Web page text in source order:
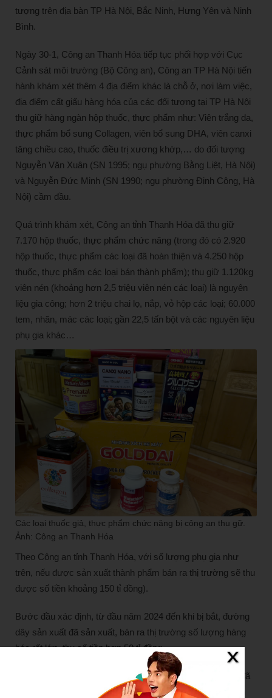
tượng trên địa bàn TP Hà Nội, Bắc Ninh, Hưng Yên và Ninh
Bình.
Ngày 30-1, Công an Thanh Hóa tiếp tục phối hợp với Cục
Cảnh sát môi trường (Bộ Công an), Công an TP Hà Nội tiến
hành khám xét thêm 4 địa điểm khác là chỗ ở, nơi làm việc,
địa điểm cất giấu hàng hóa của các đối tượng tại TP Hà Nội
thu giữ hàng ngàn hộp thuốc, thực phẩm như: Viên trắng da,
thực phẩm bổ sung Collagen, viên bổ sung DHA, viên canxi
tăng chiều cao, thuốc điều trị xương khớp,… do đối tượng
Nguyễn Văn Xuân (SN 1995; ngụ phường Bằng Liệt, Hà Nội)
và Nguyễn Đức Minh (SN 1990; ngụ phường Định Công, Hà
Nội) cầm đầu.
Quá trình khám xét, Công an tỉnh Thanh Hóa đã thu giữ
7.170 hộp thuốc, thực phẩm chức năng (trong đó có 2.920
hộp thuốc, thực phẩm các loại đã hoàn thiện và 4.250 hộp
thuốc, thực phẩm các loại bán thành phẩm); thu giữ 1.120kg
viên nén (khoảng hơn 2,5 triệu viên nén các loại) là nguyên
liệu gia công; hơn 2 triệu chai lọ, nắp, vỏ hộp các loại; 60.000
tem, nhãn, mác các loại; gần 22,5 tấn bột và các nguyên liệu
phụ gia khác…
Các loại thuốc giả, thực phẩm chức năng bị công an thu gữ.
Ảnh: Công an Thanh Hóa
Theo Công an tỉnh Thanh Hóa, với số lượng phụ gia như
trên, nếu được sản xuất thành phẩm bán ra thị trường sẽ thu
được số tiền khoảng 150 tỉ đồng).
Bước đầu xác định, từ đầu năm 2024 đến khi bị bắt, đường
dây sản xuất đã sản xuất, bán ra thị trường số lượng hàng
hóa rất lớn, thu số tiền hơn 50 tỉ đồng.
Mở rộng chuyên án, ngày 31-1, Công an tỉnh Thanh Hóa đã
triệu tập làm việc với nhóm đối tượng có hành vi buôn bán